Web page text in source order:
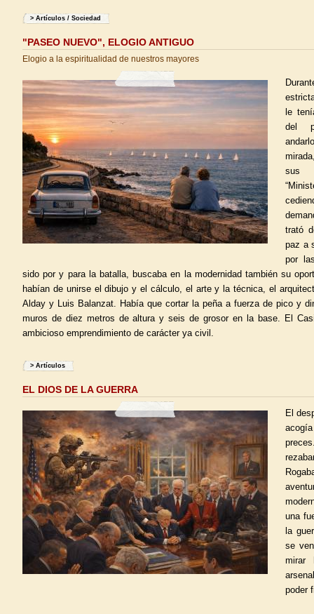
> Artículos / Sociedad
"PASEO NUEVO", ELOGIO ANTIGUO
Elogio a la espiritualidad de nuestros mayores
le
del
sus
trató
paz a
por
sido por y para la batalla, buscaba en la modernidad también su
habían de unirse el dibujo y el cálculo, el arte y la técnica, el
Alday y Luis Balanzat. Había que cortar la peña a fuerza de pico y
muros de diez metros de altura y seis de grosor en la base. El
ambicioso emprendimiento de carácter ya civil.
> Artículos
EL DIOS DE LA GUERRA
El
una
la
se
mirar
poder